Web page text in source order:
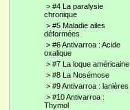
> #4 La paralysie
chronique
> #5 Maladie ailes
déformées
> #6 Antivarroa : Acide
oxalique
> #7 La loque américaine
> #8 La Nosémose
> #9 Antivarroa : lanières
> #10 Antivarroa :
Thymol